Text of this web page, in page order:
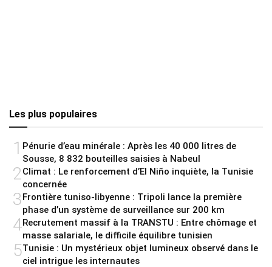
Les plus populaires
1 Pénurie d’eau minérale : Après les 40 000 litres de
Sousse, 8 832 bouteilles saisies à Nabeul
2Climat : Le renforcement d’El Niño inquiète, la Tunisie
concernée
3Frontière tuniso-libyenne : Tripoli lance la première
phase d’un système de surveillance sur 200 km
4Recrutement massif à la TRANSTU : Entre chômage et
masse salariale, le difficile équilibre tunisien
5Tunisie : Un mystérieux objet lumineux observé dans le
ciel intrigue les internautes